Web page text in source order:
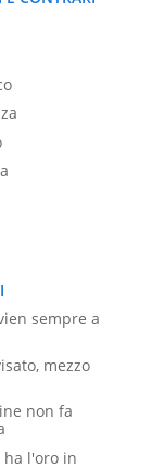
sempre a
mezzo
non fa
l'oro in